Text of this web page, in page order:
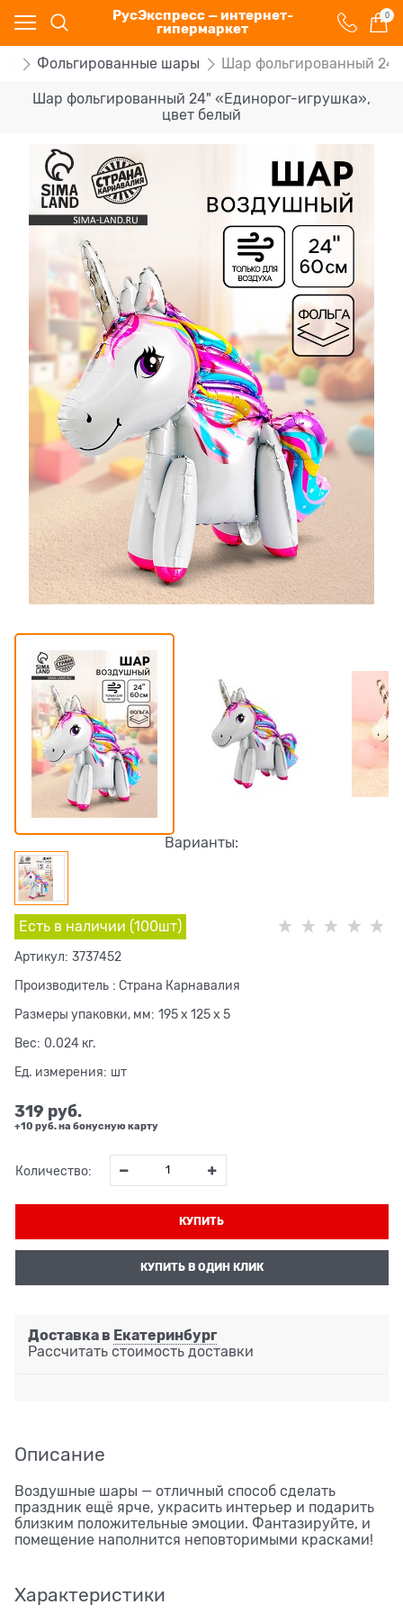
РусЭкспресс — интернет-
гипермаркет
0
Фольгированные шары Шар фольгированный
Шар фольгированный 24" «Единорог-игрушка»,
цвет белый
Варианты:
Есть в наличии (100шт)
Артикул: 3737452
Производитель : Страна Карнавалия
Размеры упаковки, мм: 195 x 125 x 5
Вес: 0.024 кг.
Ед. измерения: шт
319 руб.
+10 руб. на бонусную карту
Количество:
КУПИТЬ
КУПИТЬ В ОДИН КЛИК
Доставка в Екатеринбург
Рассчитать стоимость доставки
Описание
Воздушные шары — отличный способ сделать
праздник ещё ярче, украсить интерьер и подарить
близким положительные эмоции. Фантазируйте, и
помещение наполнится неповторимыми красками!
Характеристики